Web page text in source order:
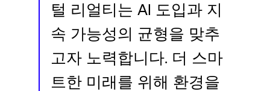
털 리얼티는 AI 도입과 지
속 가능성의 균형을 맞추
고자 노력합니다. 더 스마
트한 미래를 위해 환경을